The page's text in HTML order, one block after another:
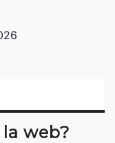
web?